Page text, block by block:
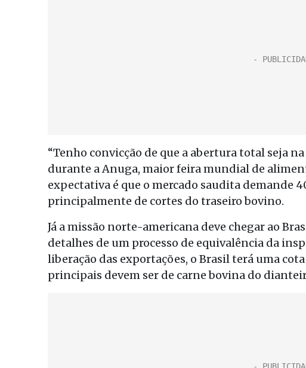
“Tenho convicção de que a abertura total seja
durante a Anuga, maior feira mundial de
expectativa é que o mercado saudita demande
principalmente de cortes do traseiro bovino.
Já a missão norte-americana deve chegar ao
detalhes de um processo de equivalência da
liberação das exportações, o Brasil terá uma
principais devem ser de carne bovina do